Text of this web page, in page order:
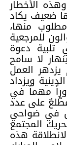
الأخطار
ضعيف يكاد
منها،
للمرجعية
دعوة
لا سامح
يزدهر العمل
ويزداد
مهماً في
على عدد
في ضواحي
المجتمع
هذه